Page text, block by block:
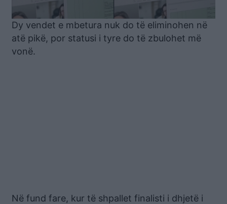
Dy vendet e mbetura nuk do të eliminohen në
atë pikë, por statusi i tyre do të zbulohet më
vonë.
Në fund fare, kur të shpallet finalisti i dhjetë i